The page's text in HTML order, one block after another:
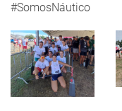
#SomosNáutico